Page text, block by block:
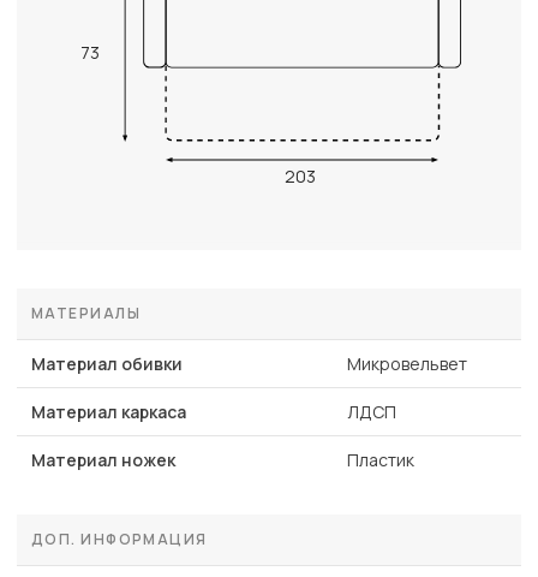
73
203
МАТЕРИАЛЫ
Материал обивки Микровельвет
Материал каркаса ЛДСП
Материал ножек Пластик
ДОП. ИНФОРМАЦИЯ